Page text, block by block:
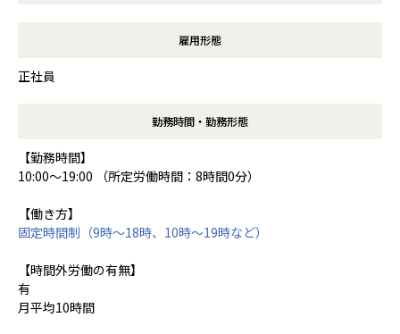
雇用形態
正社員
勤務時間・勤務形態
【勤務時間】
10:00～19:00 （所定労働時間：8時間0分）
【働き方】
固定時間制（9時～18時、10時～19時など）
【時間外労働の有無】
有
月平均10時間